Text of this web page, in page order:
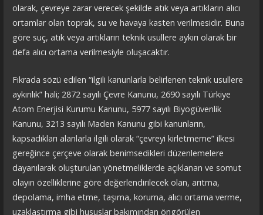
olarak, çevreye zarar verecek şekilde atık veya artıkların alıcı
ortamlar olan toprak, su ve havaya kasten verilmesidir. Buna
göre suç, atık veya artıkların teknik usullere aykırı olarak bir
defa alıcı ortama verilmesiyle oluşacaktır.
Fıkrada sözü edilen “ilgili kanunlarla belirlenen teknik usullere
aykırılık” hali; 2872 sayılı Çevre Kanunu, 2690 sayılı Türkiye
Atom Enerjisi Kurumu Kanunu, 5977 sayılı Biyogüvenlik
Kanunu, 3213 sayılı Maden Kanunu gibi kanunların,
kapsadıkları alanlarla ilgili olarak “çevreyi kirletmeme” ilkesi
gereğince çerçeve olarak benimsedikleri düzenlemelere
dayanılarak oluşturulan yönetmeliklerde açıklanan ve somut
olayın özelliklerine göre değerlendirilecek olan, arıtma,
depolama, imha etme, taşıma, koruma, alıcı ortama verme,
uzaklaştırma gibi hususlar bakımından öngörülen